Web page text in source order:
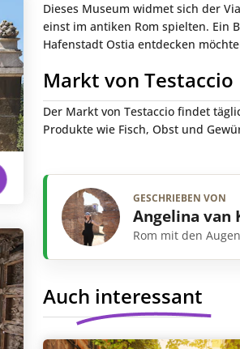
Dieses Museum widmet sich der
einst im antiken Rom spielten. Ein
Hafenstadt Ostia entdecken
Markt von Testaccio
Der Markt von Testaccio findet
Produkte wie Fisch, Obst und
GESCHRIEBEN VON
Angelina van
Rom mit den
Auch interessant